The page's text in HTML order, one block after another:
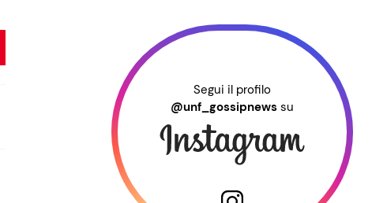
Segui il profilo
@unf_gossipnews su